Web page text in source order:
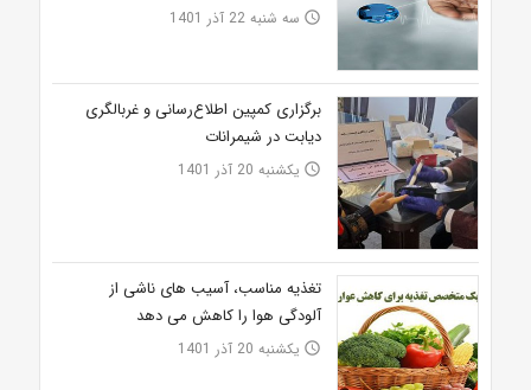
access_time سه شنبه 22 آذر 1401
برگزاری کمپین اطلاع‌رسانی و غربالگری
دیابت در شیمرانات
access_time یکشنبه 20 آذر 1401
تغذیه مناسب، آسیب‌‌‌ های ناشی از
آلودگی هوا را کاهش می دهد
access_time یکشنبه 20 آذر 1401